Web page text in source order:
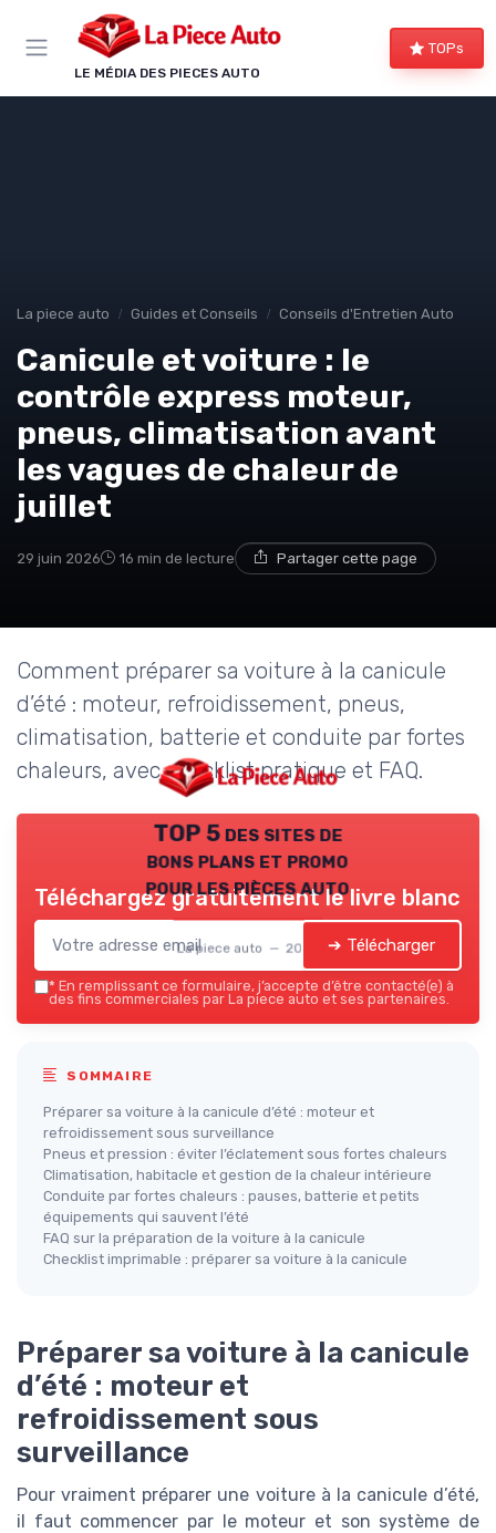
LE MÉDIA DES PIECES AUTO
TOPs
La piece auto Guides et Conseils Conseils d'Entretien Auto
Canicule et voiture : le
contrôle express moteur,
pneus, climatisation avant
les vagues de chaleur de
juillet
29 juin 2026 16 min de lecture Partager cette page
Comment préparer sa voiture à la canicule
d’été : moteur, refroidissement, pneus,
climatisation, batterie et conduite par fortes
chaleurs, avec checklist pratique et FAQ.
TOP 5 des sites de
bons plans et promo
pour les pièces auto
La piece auto — 2026
Téléchargez gratuitement le livre blanc
➔ Télécharger
* En remplissant ce formulaire, j’accepte d’être contacté(e) à
des fins commerciales par La piece auto et ses partenaires.
SOMMAIRE
Préparer sa voiture à la canicule d’été : moteur et
refroidissement sous surveillance
Pneus et pression : éviter l’éclatement sous fortes chaleurs
Climatisation, habitacle et gestion de la chaleur intérieure
Conduite par fortes chaleurs : pauses, batterie et petits
équipements qui sauvent l’été
FAQ sur la préparation de la voiture à la canicule
Checklist imprimable : préparer sa voiture à la canicule
Préparer sa voiture à la canicule
d’été : moteur et
refroidissement sous
surveillance
Pour vraiment préparer une voiture à la canicule d’été,
il faut commencer par le moteur et son système de
Panneau de gestion des cookies